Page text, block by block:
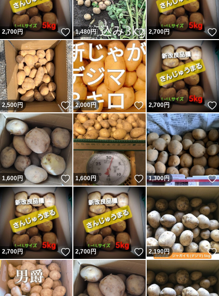
2,700円 いいね！
1,480円 いいね！
2,700円
2,500円 いいね！
2,000円 いいね！
2,700円
1,600円 いいね！
1,600円 いいね！
1,300円
2,700円 いいね！
2,700円 いいね！
2,190円